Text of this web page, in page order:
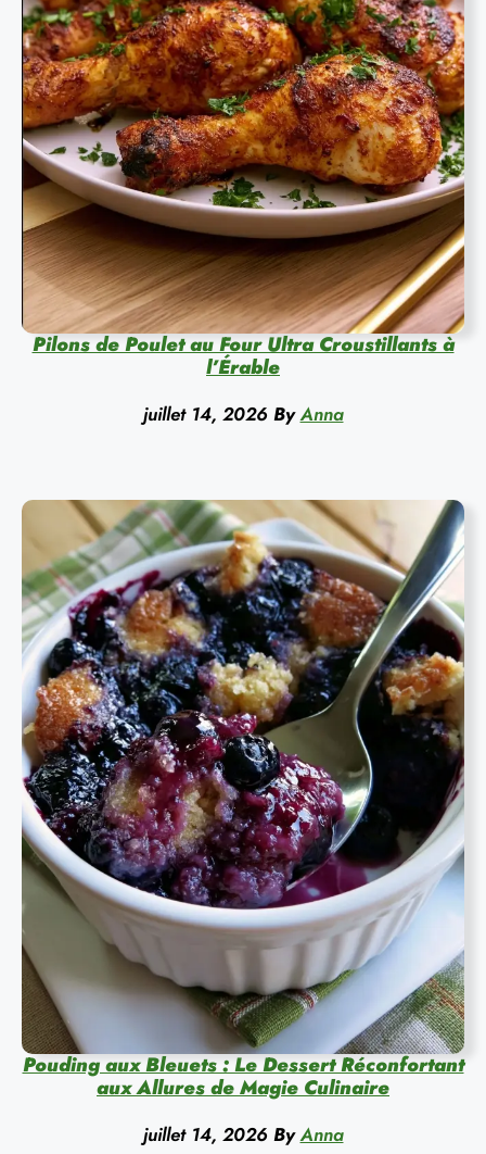
Pilons de Poulet au Four Ultra Croustillants à
l’Érable
juillet 14, 2026 By Anna
Pouding aux Bleuets : Le Dessert Réconfortant
aux Allures de Magie Culinaire
juillet 14, 2026 By Anna